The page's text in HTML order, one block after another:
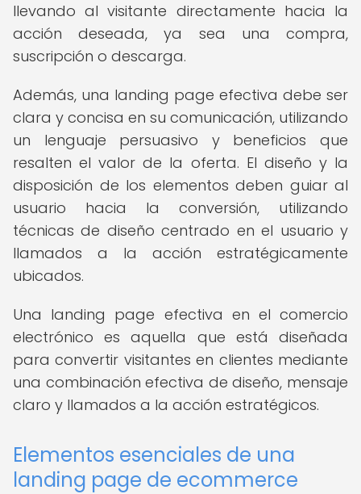
llevando al visitante directamente hacia la
acción deseada, ya sea una compra,
suscripción o descarga.
Además, una landing page efectiva debe ser
clara y concisa en su comunicación, utilizando
un lenguaje persuasivo y beneficios que
resalten el valor de la oferta. El diseño y la
disposición de los elementos deben guiar al
usuario hacia la conversión, utilizando
técnicas de diseño centrado en el usuario y
llamados a la acción estratégicamente
ubicados.
Una landing page efectiva en el comercio
electrónico es aquella que está diseñada
para convertir visitantes en clientes mediante
una combinación efectiva de diseño, mensaje
claro y llamados a la acción estratégicos.
Elementos esenciales de una
landing page de ecommerce